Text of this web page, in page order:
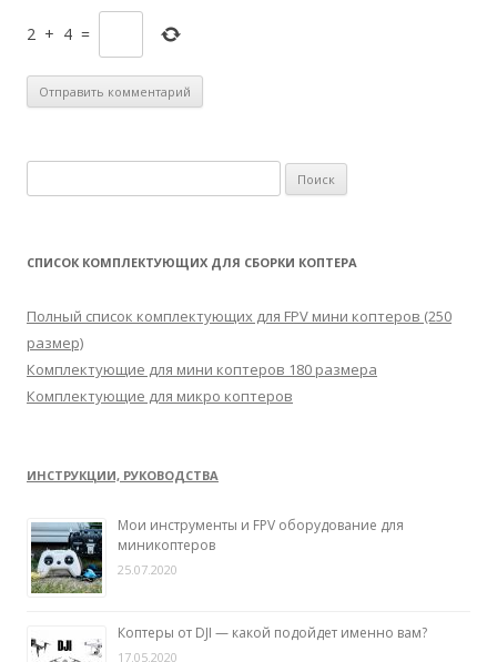
2 + 4 =
а
СПИСОК КОМПЛЕКТУЮЩИХ ДЛЯ СБОРКИ КОПТЕРА
Полный список комплектующих для FPV мини коптеров (250
размер)
Комплектующие для мини коптеров 180 размера
Комплектующие для микро коптеров
ИНСТРУКЦИИ, РУКОВОДСТВА
Мои инструменты и FPV оборудование для
миникоптеров
25.07.2020
Коптеры от DJI — какой подойдет именно вам?
17.05.2020